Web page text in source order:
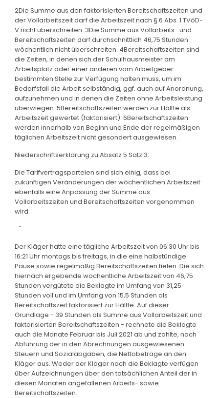
2Die Summe aus den faktorisierten Bereitschaftszeiten und
der Vollarbeitszeit darf die Arbeitszeit nach § 6 Abs. 1 TVöD-
V nicht überschreiten. 3Die Summe aus Vollarbeits- und
Bereitschaftszeiten darf durchschnittlich 46,75 Stunden
wöchentlich nicht überschreiten. 4Bereitschaftszeiten sind
die Zeiten, in denen sich der Schulhausmeister am
Arbeitsplatz oder einer anderen vom Arbeitgeber
bestimmten Stelle zur Verfügung halten muss, um im
Bedarfsfall die Arbeit selbständig, ggf. auch auf Anordnung,
aufzunehmen und in denen die Zeiten ohne Arbeitsleistung
überwiegen. 5Bereitschaftszeiten werden zur Hälfte als
Arbeitszeit gewertet (faktorisiert). 6Bereitschaftszeiten
werden innerhalb von Beginn und Ende der regelmäßigen
täglichen Arbeitszeit nicht gesondert ausgewiesen.
Niederschriftserklärung zu Absatz 5 Satz 3:
Die Tarifvertragsparteien sind sich einig, dass bei
zukünftigen Veränderungen der wöchentlichen Arbeitszeit
ebenfalls eine Anpassung der Summe aus
Vollarbeitszeiten und Bereitschaftszeiten vorgenommen
wird.
..."
Der Kläger hatte eine tägliche Arbeitszeit von 06:30 Uhr bis
16:21 Uhr montags bis freitags, in die eine halbstündige
Pause sowie regelmäßig Bereitschaftszeiten fielen. Die sich
hiernach ergebende wöchentliche Arbeitszeit von 46,75
Stunden vergütete die Beklagte im Umfang von 31,25
Stunden voll und im Umfang von 15,5 Stunden als
Bereitschaftszeit faktorisiert zur Hälfte. Auf dieser
Grundlage - 39 Stunden als Summe aus Vollarbeitszeit und
faktorisierten Bereitschaftszeiten - rechnete die Beklagte
auch die Monate Februar bis Juli 2021 ab und zahlte, nach
Abführung der in den Abrechnungen ausgewiesenen
Steuern und Sozialabgaben, die Nettobeträge an den
Kläger aus. Weder der Kläger noch die Beklagte verfügen
über Aufzeichnungen über den tatsächlichen Anteil der in
diesen Monaten angefallenen Arbeits- sowie
Bereitschaftszeiten.